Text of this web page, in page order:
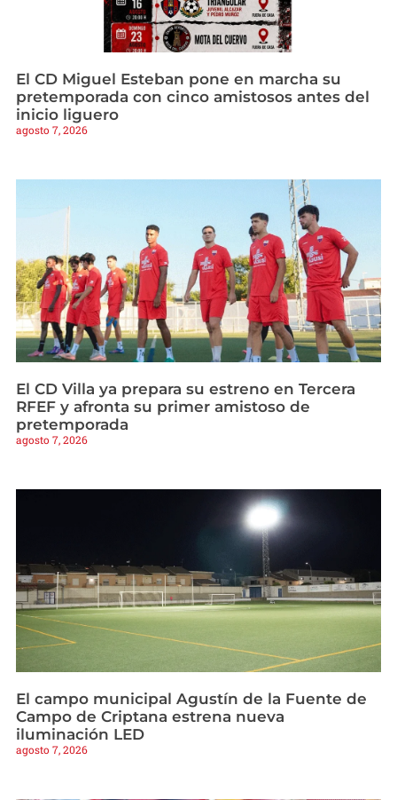
El CD Miguel Esteban pone en marcha su
pretemporada con cinco amistosos antes del
inicio liguero
agosto 7, 2026
El CD Villa ya prepara su estreno en Tercera
RFEF y afronta su primer amistoso de
pretemporada
agosto 7, 2026
El campo municipal Agustín de la Fuente de
Campo de Criptana estrena nueva
iluminación LED
agosto 7, 2026